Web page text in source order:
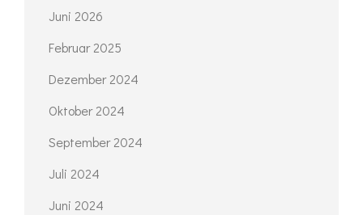
Juni 2026
Februar 2025
Dezember 2024
Oktober 2024
September 2024
Juli 2024
Juni 2024